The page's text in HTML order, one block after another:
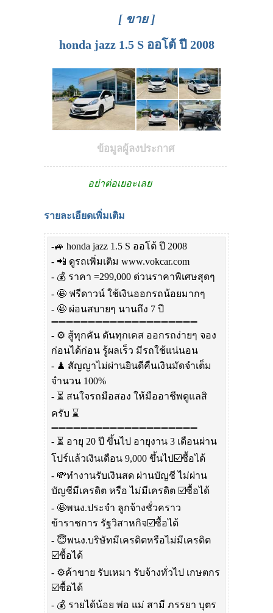
[ ขาย ]
honda jazz 1.5 S ออโต้ ปี 2008
ข้อมูลผู้ลงประกาศ
อย่าต่อเยอะเลย
รายละเอียดเพิ่มเติม
-🚙 honda jazz 1.5 S ออโต้ ปี 2008
- 📲 ดูรถเพิ่มเติม www.vokcar.com
- 💰 ราคา =299,000 ด่วนราคาพิเศษสุดๆ
- 🤩 ฟรีดาวน์ ใช้เงินออกรถน้อยมากๆ
- 🤩 ผ่อนสบายๆ นานถึง 7 ปี
➖➖➖➖➖➖➖➖➖➖➖➖➖➖➖➖➖➖➖➖
- ⚙️ สู้ทุกคัน ดันทุกเคส ออกรถง่ายๆ จอง
ก่อนได้ก่อน รู้ผลเร็ว มีรถใช้แน่นอน
- ♟ สัญญาไม่ผ่านยินดีคืนเงินมัดจำเต็ม
จำนวน 100%
- ⏳ สนใจรถมือสอง ให้มืออาชีพดูแลสิ
ครับ ⌛️
➖➖➖➖➖➖➖➖➖➖➖➖➖➖➖➖➖➖➖➖
- ⏳ อายุ 20 ปี ขึ้นไป อายุงาน 3 เดือนผ่าน
โปร์แล้วเงินเดือน 9,000 ขึ้นไป☑️ซื้อได้
- 💸ทำงานรับเงินสด ผ่านบัญชี ไม่ผ่าน
บัญชีมีเครดิต หรือ ไม่มีเครดิต ☑️ซื้อได้
- 🤩พนง.ประจำ ลูกจ้างชั่วคราว
ข้าราชการ รัฐวิสาหกิจ☑️ซื้อได้
- 😇พนง.บริษัทมีเครดิตหรือไม่มีเครดิต
☑️ซื้อได้
- ⚙️ค้าขาย รับเหมา รับจ้างทั่วไป เกษตกร
☑️ซื้อได้
- 💰 รายได้น้อย พ่อ แม่ สามี ภรรยา บุตร